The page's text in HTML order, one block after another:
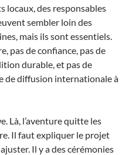
locaux, des responsables
sembler loin des
mais ils sont essentiels.
pas de confiance, pas de
durable, et pas de
de diffusion internationale à
Là, l’aventure quitte les
Il faut expliquer le projet
Il y a des cérémonies